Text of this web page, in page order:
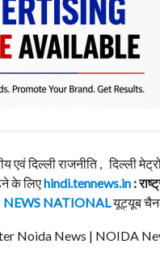
एवं दिल्ली राजनीति , दिल्ली
के लिएhindi.tennews.in :
NEWS NATIONAL यूट्यूब
Noida News | NOIDA